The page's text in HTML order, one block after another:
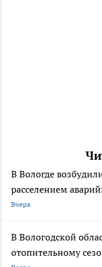
В Вологде
расселением
Вчера
В Вологодской
отопительному